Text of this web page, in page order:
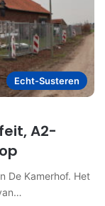
Echt-Susteren
A2-
De Kamerhof. Het